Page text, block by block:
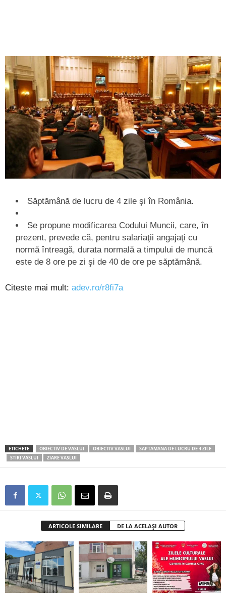
Săptămână de lucru de 4 zile şi în România.
Se propune modificarea Codului Muncii, care, în
prezent, prevede că, pentru salariaţii angajaţi cu
normă întreagă, durata normală a timpului de muncă
este de 8 ore pe zi şi de 40 de ore pe săptămână.
Citeste mai mult: adev.ro/r8fi7a
ETICHETE OBIECTIV DE VASLUI OBIECTIV VASLUI
SAPTAMANA DE LUCRU DE 4 ZILE
STIRI VASLUI
ZIARE VASLUI
ARTICOLE SIMILARE DE LA ACELAȘI AUTOR